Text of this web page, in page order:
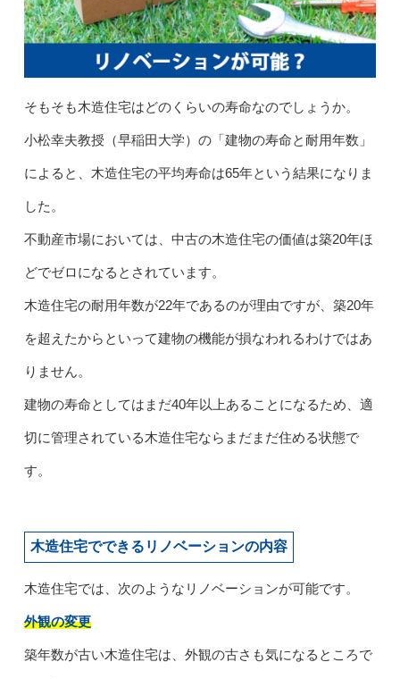
そもそも木造住宅はどのくらいの寿命なのでしょうか。
小松幸夫教授（早稲田大学）の「建物の寿命と耐用年数」
によると、木造住宅の平均寿命は65年という結果になりま
した。
不動産市場においては、中古の木造住宅の価値は築20年ほ
どでゼロになるとされています。
木造住宅の耐用年数が22年であるのが理由ですが、築20年
を超えたからといって建物の機能が損なわれるわけではあ
りません。
建物の寿命としてはまだ40年以上あることになるため、適
切に管理されている木造住宅ならまだまだ住める状態で
す。
木造住宅でできるリノベーションの内容
木造住宅では、次のようなリノベーションが可能です。
外観の変更
築年数が古い木造住宅は、外観の古さも気になるところで